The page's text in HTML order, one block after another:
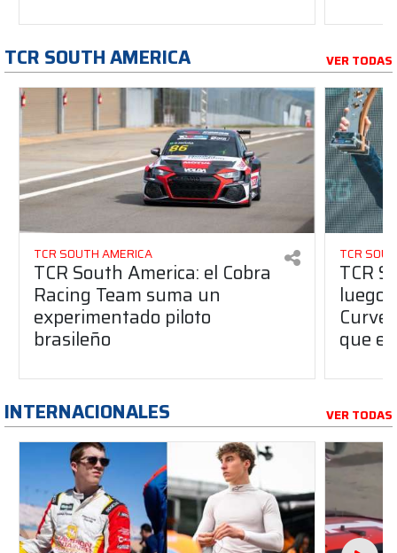
TCR SOUTH AMERICA VER TODAS
TCR SOUTH AMERICA
TCR South America: el Cobra
Racing Team suma un
experimentado piloto
brasileño
TCR
TCR
luego
que
INTERNACIONALES VER TODAS